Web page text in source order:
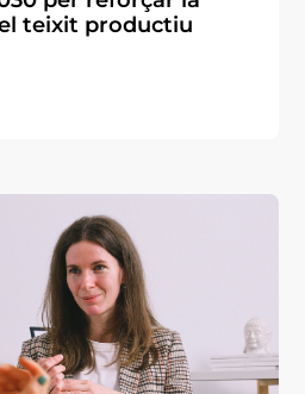
teixit productiu